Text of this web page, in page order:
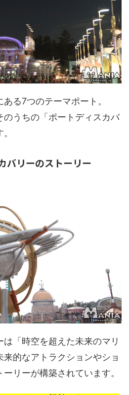
る7つのテーマポート。
のうちの「ポートディスカバ
バリーのストーリー
「時空を超えた未来のマリ
的なアトラクションやショ
リーが構築されています。